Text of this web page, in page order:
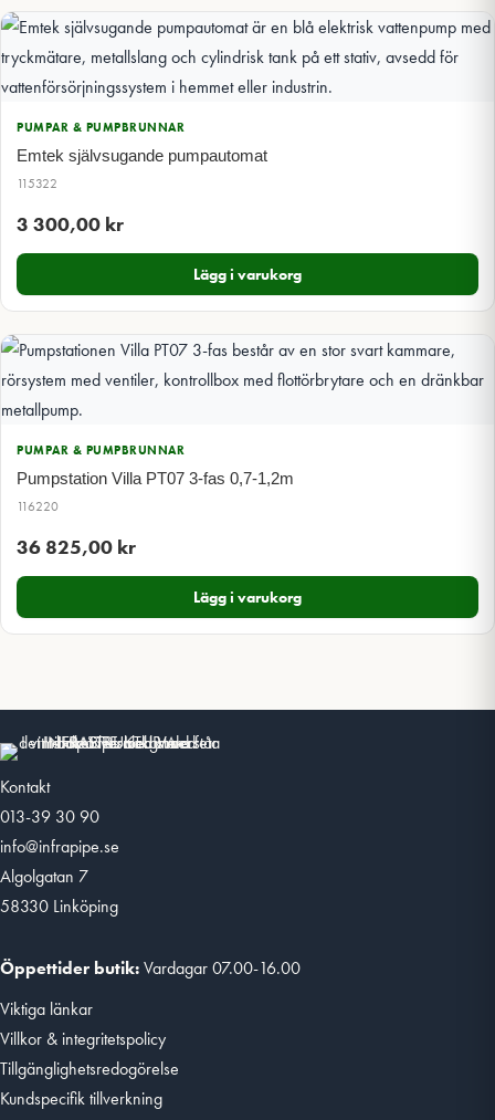
PUMPAR & PUMPBRUNNAR
Emtek självsugande pumpautomat
115322
3 300,00 kr
Lägg i varukorg
PUMPAR & PUMPBRUNNAR
Pumpstation Villa PT07 3-fas 0,7-1,2m
116220
36 825,00 kr
Lägg i varukorg
Kontakt
013-39 30 90
info@infrapipe.se
Algolgatan 7
58330 Linköping
Öppettider butik:Vardagar 07.00-16.00
Viktiga länkar
Villkor & integritetspolicy
Tillgänglighetsredogörelse
Kundspecifik tillverkning